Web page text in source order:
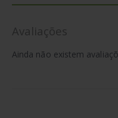
Avaliações
Ainda não existem